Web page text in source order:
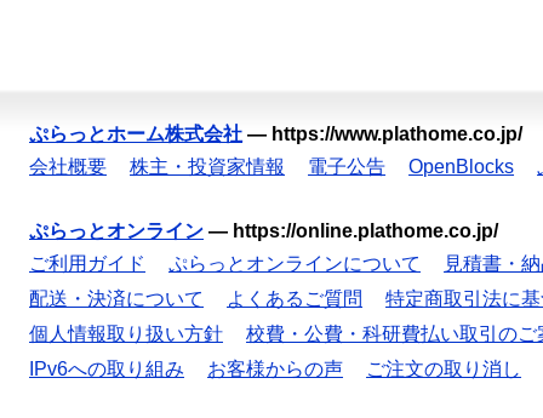
ぷらっとホーム株式会社 — https://www.plathome.co.jp/
会社概要
株主・投資家情報 電子公告 OpenBlocks
ぷらっとオンライン — https://online.plathome.co.jp/
ご利用ガイド
ぷらっとオンラインについて
見積書・
配送・決済について
よくあるご質問
特定商取引法に
個人情報取り扱い方針
校費・公費・科研費払い取引のご
IPv6への取り組み
お客様からの声 ご注文の取り消し